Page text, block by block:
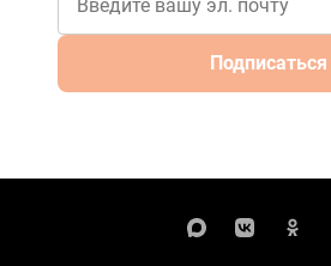
Подписаться